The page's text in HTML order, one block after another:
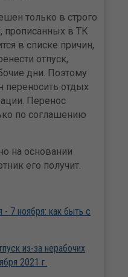
только в строго
прописанных в ТК
в списке причин,
отпуск,
дни. Поэтому
переносить отдых
Перенос
по соглашению
на основании
его получит.
- 7 ноября: как быть с
из-за нерабочих
2021 г.